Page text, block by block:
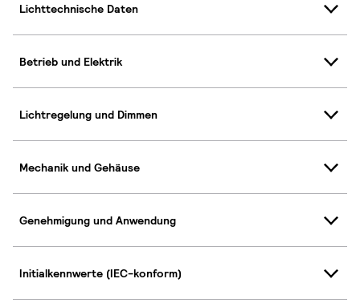
Lichttechnische Daten
Betrieb und Elektrik
Lichtregelung und Dimmen
Mechanik und Gehäuse
Genehmigung und Anwendung
Initialkennwerte (IEC-konform)